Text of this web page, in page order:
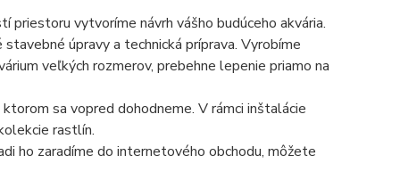
priestoru vytvoríme návrh vášho budúceho akvária.
úpravy a technická príprava. Vyrobíme
veľkých rozmerov, prebehne lepenie priamo na
sa vopred dohodneme. V rámci inštalácie
rastlín.
ho zaradíme do internetového obchodu, môžete